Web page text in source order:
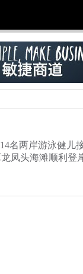
两岸游泳健儿
凤头海滩顺利登